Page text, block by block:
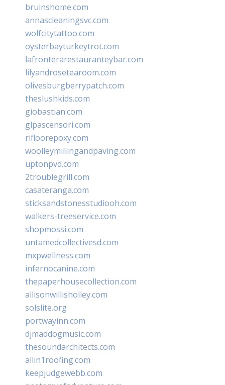
bruinshome.com
annascleaningsvc.com
wolfcitytattoo.com
oysterbayturkeytrot.com
lafronterarestauranteybar.com
lilyandrosetearoom.com
olivesburgberrypatch.com
theslushkids.com
giobastian.com
glpascensori.com
rifloorepoxy.com
woolleymillingandpaving.com
uptonpvd.com
2troublegrill.com
casateranga.com
sticksandstonesstudiooh.com
walkers-treeservice.com
shopmossi.com
untamedcollectivesd.com
mxpwellness.com
infernocanine.com
thepaperhousecollection.com
allisonwillisholley.com
solslite.org
portwayinn.com
djmaddogmusic.com
thesoundarchitects.com
allin1roofing.com
keepjudgewebb.com